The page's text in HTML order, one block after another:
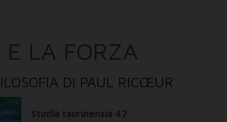
E LA FORZA
DI PAUL RICŒUR
Studia taurinensia 47